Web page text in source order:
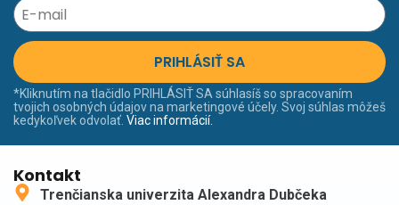
PRIHLÁSIŤ SA
*Kliknutím na tlačidlo PRIHLÁSIŤ SA súhlasíš so spracovaním
tvojich osobných údajov na marketingové účely. Svoj súhlas môžeš
kedykoľvek odvolať. Viac informácií.
Kontakt
Trenčianska univerzita Alexandra Dubčeka